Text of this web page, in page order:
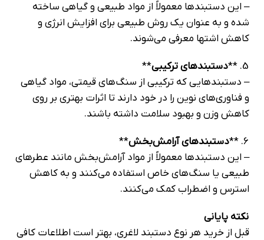
– این دستبندها معمولاً از مواد طبیعی و گیاهی ساخته
شده و به عنوان یک روش طبیعی برای افزایش انرژی و
کاهش اشتها معرفی می‌شوند.
دستبندهای ترکیبی**
– دستبندهایی که ترکیبی از سنگ‌های قیمتی، مواد گیاهی
و فناوری‌های نوین را در خود دارند تا اثرات بهتری بر روی
کاهش وزن و بهبود سلامت داشته باشند.
دستبندهای آرامش‌بخش**
– این دستبندها معمولاً از مواد آرامش‌بخش مانند عطرهای
طبیعی یا سنگ‌های خاص استفاده می‌کنند و به کاهش
استرس و اضطراب کمک می‌کنند.
نکته پایانی
قبل از خرید هر نوع دستبند لاغری، بهتر است اطلاعات کافی